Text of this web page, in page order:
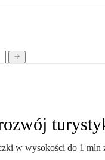
w wysokości do 1